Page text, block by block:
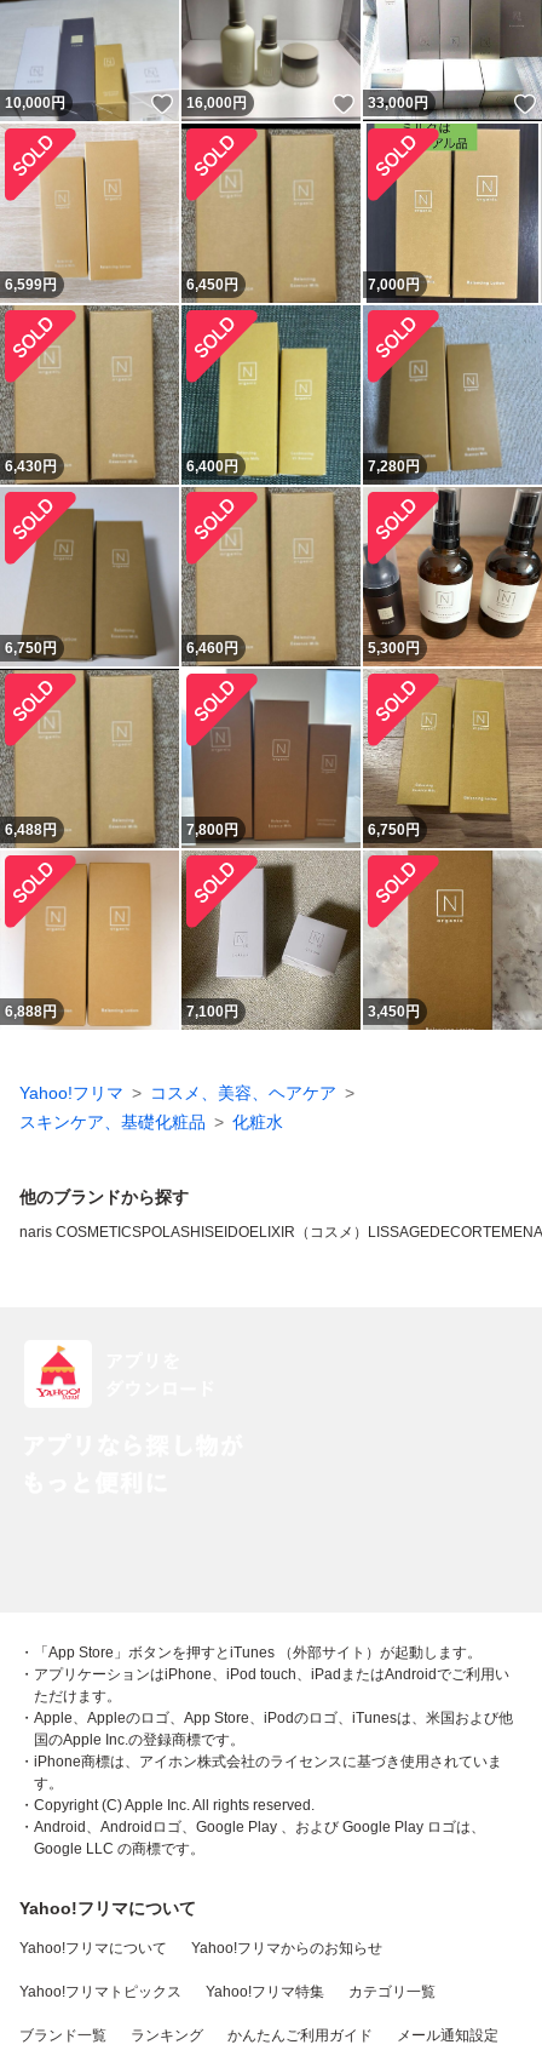
10,000円 いいね！
16,000円 いいね！
33,000円
6,599円 6,450円 7,000円
6,430円 6,400円 7,280円
6,750円 6,460円 5,300円
6,488円 7,800円 6,750円
6,888円 7,100円 3,450円
Yahoo!フリマ
コスメ、美容、ヘアケア
スキンケア、基礎化粧品
化粧水
他のブランドから探す
naris COSMETICSPOLASHISEIDOELIXIR（コスメ） LISSAGEDECORTE
・「App Store」ボタンを押すとiTunes （外部サイト）が起動します。
・アプリケーションはiPhone、iPod touch、iPadまたはAndroidでご利用い
ただけます。
・Apple、Appleのロゴ、App Store、iPodのロゴ、iTunesは、米国および他
国のApple Inc.の登録商標です。
・iPhone商標は、アイホン株式会社のライセンスに基づき使用されていま
す。
・Copyright (C) Apple Inc. All rights reserved.
・Android、Androidロゴ、Google Play 、および Google Play ロゴは、
Google LLC の商標です。
Yahoo!フリマについて
Yahoo!フリマについて Yahoo!フリマからのお知らせ
Yahoo!フリマトピックス Yahoo!フリマ特集 カテゴリ一覧
ブランド一覧 ランキング かんたんご利用ガイド メール通知設定